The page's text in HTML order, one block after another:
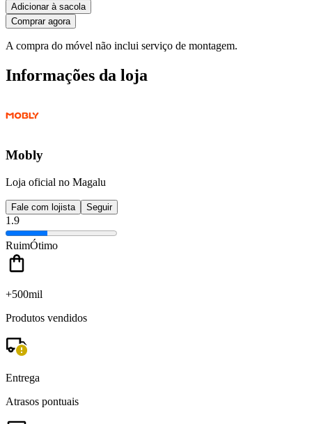
Adicionar à sacola
Comprar agora
A compra do móvel não inclui serviço de montagem.
Informações da loja
Mobly
Loja oficial no Magalu
Fale com lojista Seguir
1.9
RuimÓtimo
+500mil
Produtos vendidos
Entrega
Atrasos pontuais